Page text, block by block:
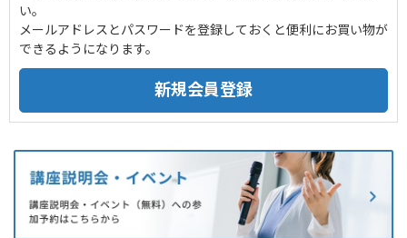
い。
メールアドレスとパスワードを登録しておくと便利にお買い物が
できるようになります。